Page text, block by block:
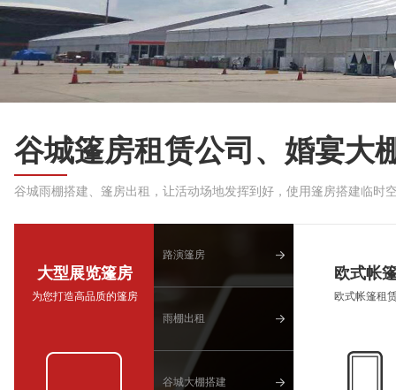
谷城篷房租赁公司、婚宴大
谷城雨棚搭建、篷房出租，让活动场地发挥到好，使用篷房搭建临时
大型展览篷房
为您打造高品质的篷房
路演篷房
雨棚出租
谷城大棚搭建
欧式帐
欧式帐篷租